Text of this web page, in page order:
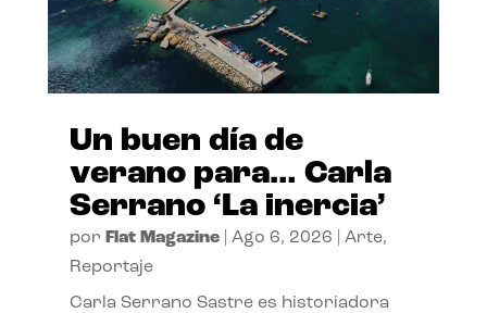
Un buen día de
verano para… Carla
Serrano ‘La inercia’
por Flat Magazine| Ago 6, 2026 Arte,
Reportaje
Carla Serrano Sastre es historiadora